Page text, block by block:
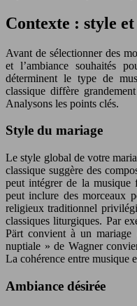
Contexte : style
Avant de sélectionner des
et l’ambiance souhaités
déterminent le type de
classique diffère
Analysons les points clés.
Style du mariage
Le style global de votre
classique suggère des
peut intégrer de la
peut inclure des morceaux
religieux traditionnel
classiques liturgiques. Par
Pärt convient à un
nuptiale » de Wagner
La cohérence entre musique
Ambiance désirée